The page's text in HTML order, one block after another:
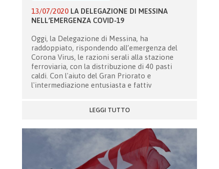
13/07/2020 LA DELEGAZIONE DI MESSINA
NELL’EMERGENZA COVID-19
Oggi, la Delegazione di Messina, ha
raddoppiato, rispondendo all’emergenza del
Corona Virus, le razioni serali alla stazione
ferroviaria, con la distribuzione di 40 pasti
caldi. Con l'aiuto del Gran Priorato e
l'intermediazione entusiasta e fattiv
LEGGI TUTTO